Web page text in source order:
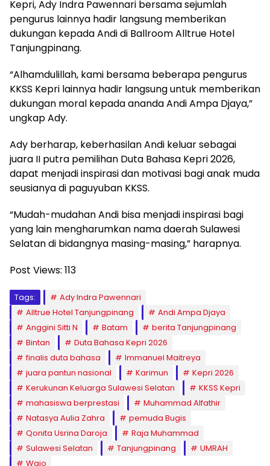
Kepri, Ady Indra Pawennari bersama sejumlah
pengurus lainnya hadir langsung memberikan
dukungan kepada Andi di Ballroom Alltrue Hotel
Tanjungpinang.
“Alhamdulillah, kami bersama beberapa pengurus
KKSS Kepri lainnya hadir langsung untuk memberikan
dukungan moral kepada ananda Andi Ampa Djaya,”
ungkap Ady.
Ady berharap, keberhasilan Andi keluar sebagai
juara II putra pemilihan Duta Bahasa Kepri 2026,
dapat menjadi inspirasi dan motivasi bagi anak muda
seusianya di paguyuban KKSS.
“Mudah-mudahan Andi bisa menjadi inspirasi bagi
yang lain mengharumkan nama daerah Sulawesi
Selatan di bidangnya masing-masing,” harapnya.
Post Views: 113
Tags:
Ady Indra Pawennari
Alltrue Hotel Tanjungpinang
Andi Ampa Djaya
Anggini Sitti N
Batam
berita Tanjungpinang
Bintan
Duta Bahasa Kepri 2026
finalis duta bahasa
Immanuel Maitreya
juara pantun nasional
Karimun
Kepri 2026
Kerukunan Keluarga Sulawesi Selatan
KKSS Kepri
mahasiswa berprestasi
Muhammad Alfathir
Natasya Aulia Zahra
pemuda Bugis
Qonita Usrina Daroja
Raja Muhammad
Sulawesi Selatan
Tanjungpinang
UMRAH
Wajo